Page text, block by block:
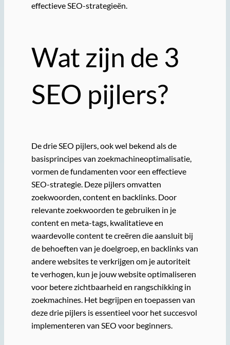
effectieve SEO-strategieën.
Wat zijn de 3
SEO pijlers?
De drie SEO pijlers, ook wel bekend als de
basisprincipes van zoekmachineoptimalisatie,
vormen de fundamenten voor een effectieve
SEO-strategie. Deze pijlers omvatten
zoekwoorden, content en backlinks. Door
relevante zoekwoorden te gebruiken in je
content en meta-tags, kwalitatieve en
waardevolle content te creëren die aansluit bij
de behoeften van je doelgroep, en backlinks van
andere websites te verkrijgen om je autoriteit
te verhogen, kun je jouw website optimaliseren
voor betere zichtbaarheid en rangschikking in
zoekmachines. Het begrijpen en toepassen van
deze drie pijlers is essentieel voor het succesvol
implementeren van SEO voor beginners.